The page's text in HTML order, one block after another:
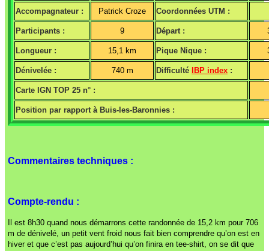
Accompagnateur : Patrick Croze Coordonnées UTM :
Participants : 9 Départ :
Longueur : 15,1 km Pique Nique :
Dénivelée : 740 m Difficulté IBP index :
Carte IGN TOP 25 n° :
Position par rapport à Buis-les-Baronnies :
Commentaires techniques :
Compte-rendu :
Il est 8h30 quand nous démarrons cette randonnée de 15,2 km pour 706
m de dénivelé, un petit vent froid nous fait bien comprendre qu’on est en
hiver et que c’est pas aujourd’hui qu’on finira en tee-shirt, on se dit que